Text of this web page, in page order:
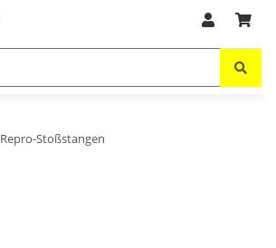
Repro-Stoßstangen